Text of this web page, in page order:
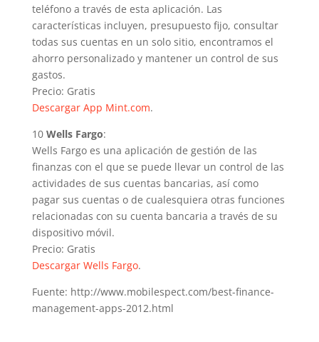
teléfono a través de esta aplicación. Las
características incluyen, presupuesto fijo, consultar
todas sus cuentas en un solo sitio, encontramos el
ahorro personalizado y mantener un control de sus
gastos.
Precio: Gratis
Descargar App Mint.com.
10 Wells Fargo:
Wells Fargo es una aplicación de gestión de las
finanzas con el que se puede llevar un control de las
actividades de sus cuentas bancarias, así como
pagar sus cuentas o de cualesquiera otras funciones
relacionadas con su cuenta bancaria a través de su
dispositivo móvil.
Precio: Gratis
Descargar Wells Fargo.
Fuente: http://www.mobilespect.com/best-finance-
management-apps-2012.html